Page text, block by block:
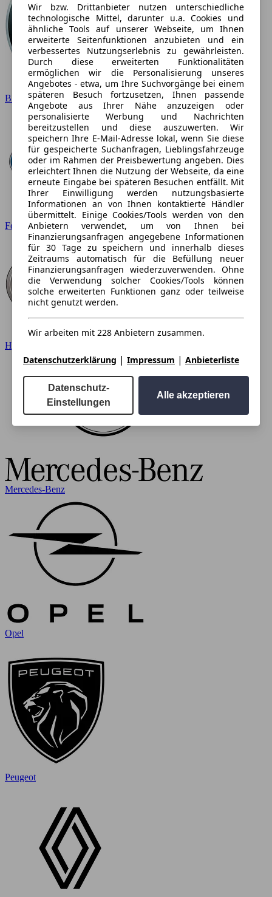
BMW
Ford
Hyundai
Mercedes-Benz
Opel
Peugeot
Wir bzw. Drittanbieter nutzen unterschiedliche
technologische Mittel, darunter u.a. Cookies und
ähnliche Tools auf unserer Webseite, um Ihnen
erweiterte Seitenfunktionen anzubieten und ein
verbessertes Nutzungserlebnis zu gewährleisten.
Durch diese erweiterten Funktionalitäten
ermöglichen wir die Personalisierung unseres
Angebotes - etwa, um Ihre Suchvorgänge bei einem
späteren Besuch fortzusetzen, Ihnen passende
Angebote aus Ihrer Nähe anzuzeigen oder
personalisierte Werbung und Nachrichten
bereitzustellen und diese auszuwerten. Wir
speichern Ihre E-Mail-Adresse lokal, wenn Sie diese
für gespeicherte Suchanfragen, Lieblingsfahrzeuge
oder im Rahmen der Preisbewertung angeben. Dies
erleichtert Ihnen die Nutzung der Webseite, da eine
erneute Eingabe bei späteren Besuchen entfällt. Mit
Ihrer Einwilligung werden nutzungsbasierte
Informationen an von Ihnen kontaktierte Händler
übermittelt. Einige Cookies/Tools werden von den
Anbietern verwendet, um von Ihnen bei
Finanzierungsanfragen angegebene Informationen
für 30 Tage zu speichern und innerhalb dieses
Zeitraums automatisch für die Befüllung neuer
Finanzierungsanfragen wiederzuverwenden. Ohne
die Verwendung solcher Cookies/Tools können
solche erweiterten Funktionen ganz oder teilweise
nicht genutzt werden.
Wir arbeiten mit 228 Anbietern zusammen.
Datenschutzerklärung | Impressum | Anbieterliste
Datenschutz-
Einstellungen
Alle akzeptieren